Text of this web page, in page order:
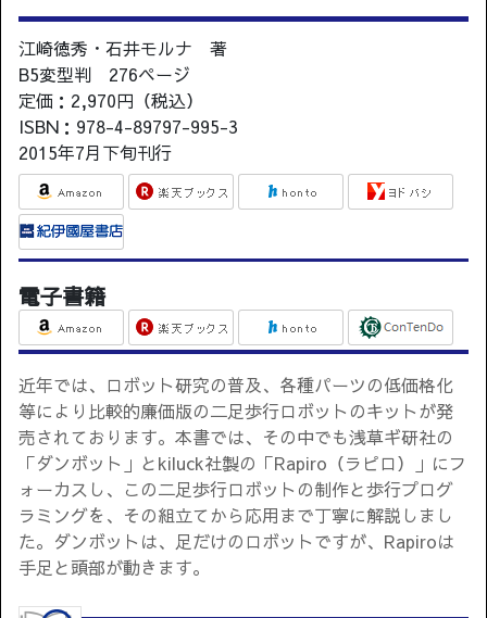
江崎徳秀・石井モルナ 著
B5変型判 276ページ
定価：2,970円（税込）
ISBN：978-4-89797-995-3
2015年7月下旬刊行
電子書籍
近年では、ロボット研究の普及、各種パーツの低価格化
等により比較的廉価版の二足歩行ロボットのキットが発
売されております。本書では、その中でも浅草ギ研社の
「ダンボット」とkiluck社製の「Rapiro（ラピロ）」にフ
ォーカスし、この二足歩行ロボットの制作と歩行プログ
ラミングを、その組立てから応用まで丁寧に解説しまし
た。ダンボットは、足だけのロボットですが、Rapiroは
手足と頭部が動きます。